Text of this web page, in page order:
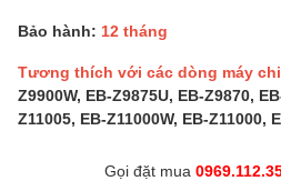
Bảo hành: 12 tháng
Tương thích với các dòng máy
Z9900W, EB-Z9875U, EB-Z9870,
Z11005, EB-Z11000W, EB-Z11000,
Gọi đặt mua